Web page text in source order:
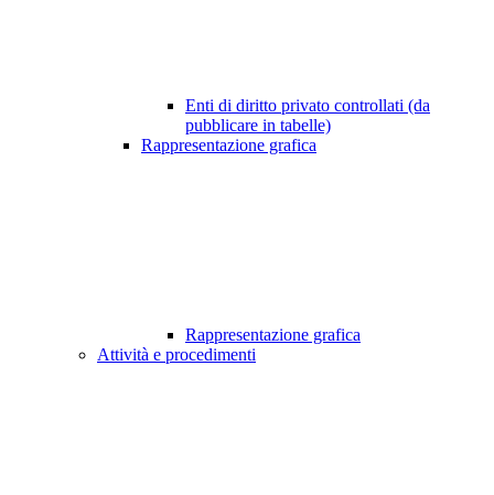
Enti di diritto privato controllati (da
pubblicare in tabelle)
Rappresentazione grafica
Rappresentazione grafica
Attività e procedimenti